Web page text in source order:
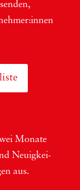
Mona­te
Neu­ig­kei­
aus.